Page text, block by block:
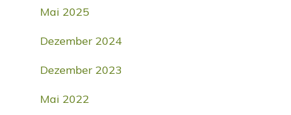
Mai 2025
Dezember 2024
Dezember 2023
Mai 2022